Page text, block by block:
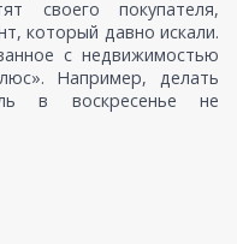
своего покупателя,
который давно искали.
с недвижимостью
Например, делать
в воскресенье не